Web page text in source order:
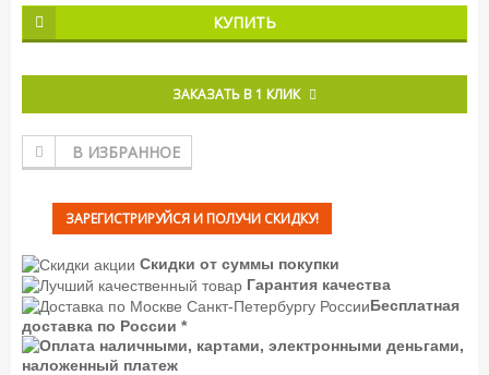
КУПИТЬ
ЗАКАЗАТЬ В 1 КЛИК
В ИЗБРАННОЕ
ЗАРЕГИСТРИРУЙСЯ И ПОЛУЧИ СКИДКУ!
Скидки от суммы покупки
Гарантия качества
Бесплатная
доставка по России *